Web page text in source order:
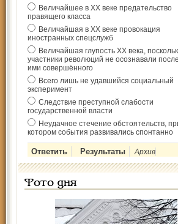
Величайшее в ХХ веке предательство
правящего класса
Величайшая в ХХ веке провокация
иностранных спецслужб
Величайшая глупость ХХ века,
участники революций не осознавали
ими совершённого
Всего лишь не удавшийся социальный
эксперимент
Следствие преступной слабости
государственной власти
Неудачное стечение обстоятельств,
котором события развивались спонтанно
Архив
Фото дня